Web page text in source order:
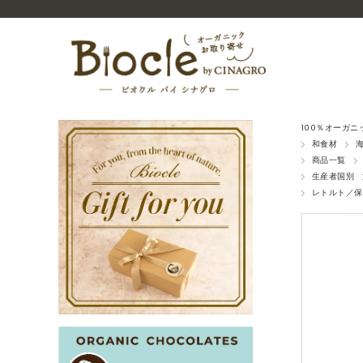
100％オーガニ
和食材
商品一覧
生産者国別
レトルト／